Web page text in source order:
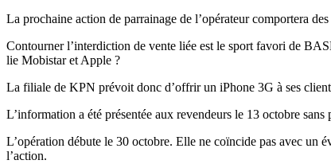
La prochaine action de parrainage de l’opérateur comportera
Contourner l’interdiction de vente liée est le sport favori de
lie Mobistar et Apple ?
La filiale de KPN prévoit donc d’offrir un iPhone 3G à ses
L’information a été présentée aux revendeurs le 13 octobre sans
L’opération débute le 30 octobre. Elle ne coïncide pas avec un
l’action.